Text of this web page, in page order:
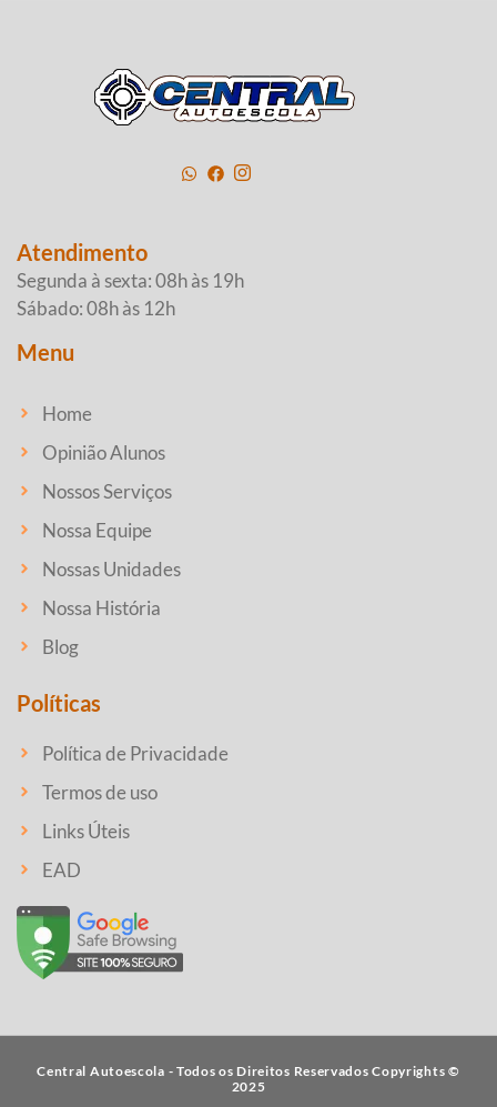
Atendimento
Segunda à sexta: 08h às 19h
Sábado: 08h às 12h
Menu
Home
Opinião Alunos
Nossos Serviços
Nossa Equipe
Nossas Unidades
Nossa História
Blog
Políticas
Política de Privacidade
Termos de uso
Links Úteis
EAD
Central Autoescola - Todos os Direitos Reservados Copyrights ©
2025